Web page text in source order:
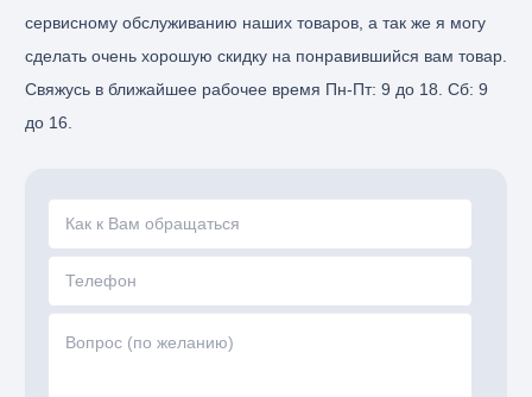
сервисному обслуживанию наших товаров, а так же я могу
сделать очень хорошую скидку на понравившийся вам товар.
Свяжусь в ближайшее рабочее время Пн-Пт: 9 до 18. Сб: 9
до 16.